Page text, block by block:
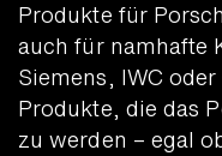
Produkte für
auch für namhafte
Siemens, IWC
Produkte, die das
zu werden – egal